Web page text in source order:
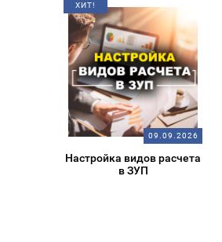
ХИТ!
09.09.2026
Настройка видов расчета
в ЗУП